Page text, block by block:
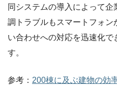
同システムの導入によって
調トラブルもスマートフォン
い合わせへの対応を迅速化で
す。
参考： 200棟に及ぶ建物の効